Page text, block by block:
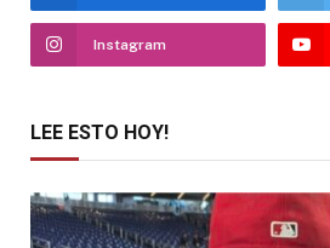
Instagram
LEE ESTO HOY!